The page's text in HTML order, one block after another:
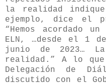
la realidad indique
ejemplo, dice el
“Hemos acordado
ELN, …desde el 1
junio de 2023…
realidad.” A lo que
Delegación de
discutido con el